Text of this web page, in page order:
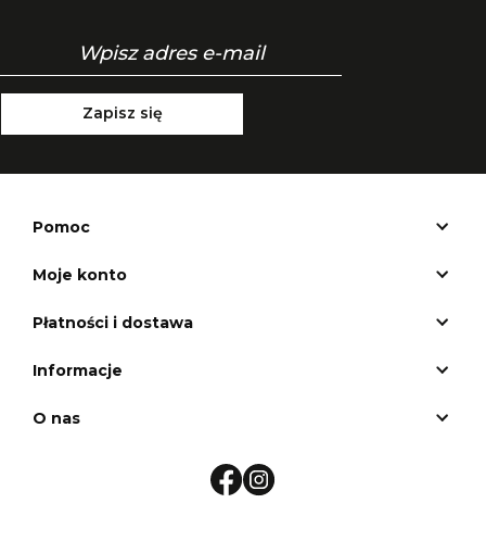
Zapisz się
Pomoc
Moje konto
Płatności i dostawa
Informacje
O nas